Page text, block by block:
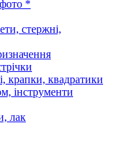
*
стержні,
крапки, квадратики
інструменти
лак